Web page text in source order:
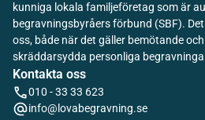
kunniga lokala familjeföretag som är
begravningsbyråers förbund (SBF).
oss, både när det gäller bemötande
skräddarsydda personliga
Kontakta oss
010 - 33 33 623
info@lovabegravning.se